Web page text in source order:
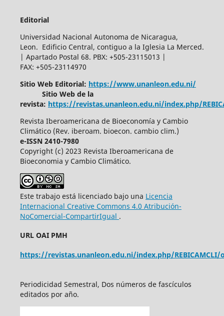
Editorial
Universidad Nacional Autonoma de Nicaragua,
Leon. Edificio Central, contiguo a la Iglesia La Merced.
| Apartado Postal 68. PBX: +505-23115013 |
FAX: +505-23114970
Sitio Web Editorial: https://www.unanleon.edu.ni/
Sitio Web de la
revista: https://revistas.unanleon.edu.ni/index.php/
Revista Iberoamericana de Bioeconomía y Cambio
Climático (Rev. iberoam. bioecon. cambio clim.)
e-ISSN 2410-7980
Copyright (c) 2023 Revista Iberoamericana de
Bioeconomia y Cambio Climático.
Este trabajo está licenciado bajo una Licencia
Internacional Creative Commons 4.0 Atribución-
NoComercial-CompartirIgual .
URL OAI PMH
https://revistas.unanleon.edu.ni/index.php/REBICAMCLI/
Periodicidad Semestral, Dos números de fascículos
editados por año.